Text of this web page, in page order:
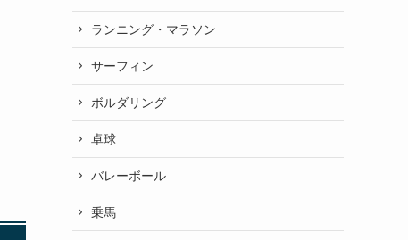
ランニング・マラソン
サーフィン
ボルダリング
卓球
バレーボール
乗馬